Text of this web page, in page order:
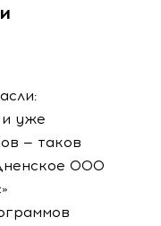
и уже
— таков
ООО